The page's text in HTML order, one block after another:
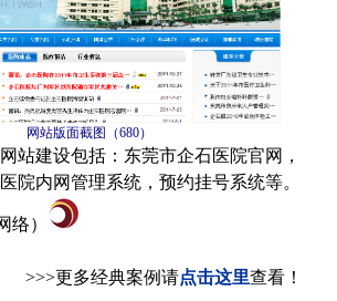
网站版面截图（680）
站建设包括：东莞市企石医院官网，
院内网管理系统，预约挂号系统等。
络）
>>>更多经典案例请点击这里查看！